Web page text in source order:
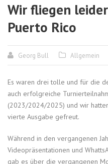
Wir fliegen
Puerto Rico
Georg Bull Allgemein
Es waren drei tolle und für die
auch erfolgreiche
(2023/2024/2025) und wir
vierte Ausgabe gefreut.
Während in den vergangenen
Videopräsentationen und
gab es über die vergangenen